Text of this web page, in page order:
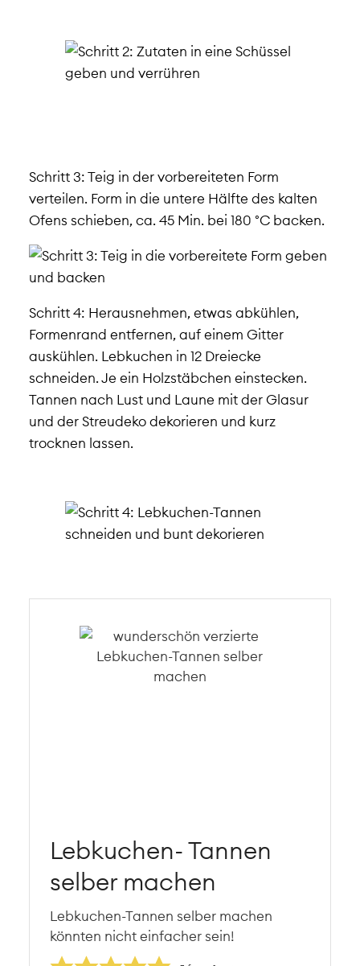
Schritt 3:Teig in der vorbereiteten Form
verteilen. Form in die untere Hälfte des kalten
Ofens schieben, ca. 45 Min. bei 180 °C backen.
Schritt 4: Herausnehmen, etwas abkühlen,
Formenrand entfernen, auf einem Gitter
auskühlen. Lebkuchen in 12 Dreiecke
schneiden. Je ein Holzstäbchen einstecken.
Tannen nach Lust und Laune mit der Glasur
und der Streudeko dekorieren und kurz
trocknen lassen.
Lebkuchen- Tannen
selber machen
Lebkuchen-Tannen selber machen
könnten nicht einfacher sein!